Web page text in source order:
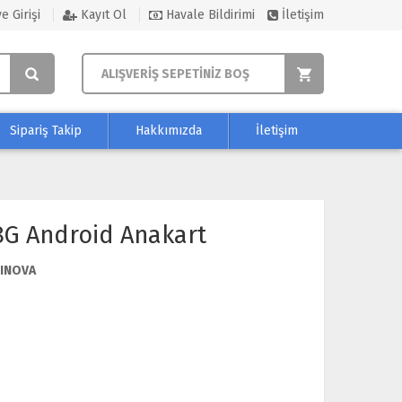
Girişi Kayıt Ol Havale Bildirimi İletişim
ALIŞVERİŞ SEPETİNİZ BOŞ
Sipariş Takip Hakkımızda İletişim
Android Anakart